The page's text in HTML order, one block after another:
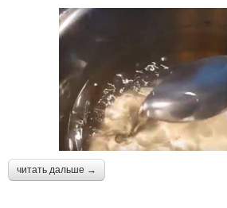
читать дальше →